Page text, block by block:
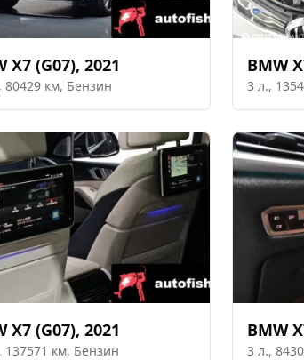
X7 (G07), 2021
80429 км, Бензин
BMW
3 л.,
X7 (G07), 2021
137571 км, Бензин
BMW
3 л.,